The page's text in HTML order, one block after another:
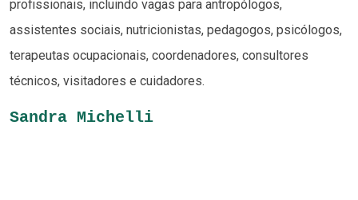
profissionais, incluindo vagas para antropólogos,
assistentes sociais, nutricionistas, pedagogos, psicólogos,
terapeutas ocupacionais, coordenadores, consultores
técnicos, visitadores e cuidadores.
Sandra Michelli